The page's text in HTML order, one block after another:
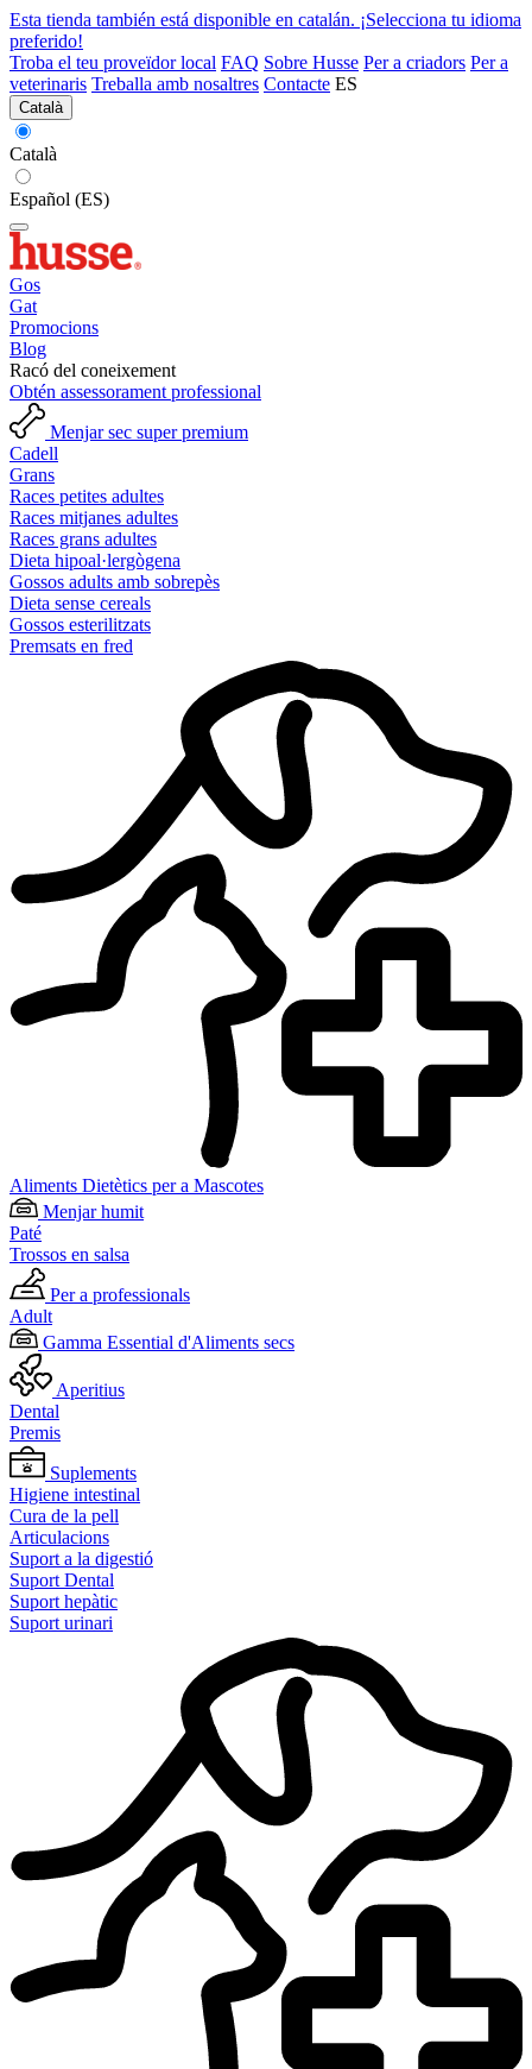
Esta tienda también está disponible en catalán. ¡Selecciona tu idioma
preferido!
Troba el teu proveïdor local FAQ Sobre Husse Per a criadors Per a
veterinaris Treballa amb nosaltres Contacte ES
Català
Català
Español (ES)
Gos
Gat
Promocions
Blog
Racó del coneixement
Obtén assessorament professional
Menjar sec super premium
Cadell
Grans
Races petites adultes
Races mitjanes adultes
Races grans adultes
Dieta hipoal·lergògena
Gossos adults amb sobrepès
Dieta sense cereals
Gossos esterilitzats
Premsats en fred
Aliments Dietètics per a Mascotes
Menjar humit
Paté
Trossos en salsa
Per a professionals
Adult
Gamma Essential d'Aliments secs
Aperitius
Dental
Premis
Suplements
Higiene intestinal
Cura de la pell
Articulacions
Suport a la digestió
Suport Dental
Suport hepàtic
Suport urinari